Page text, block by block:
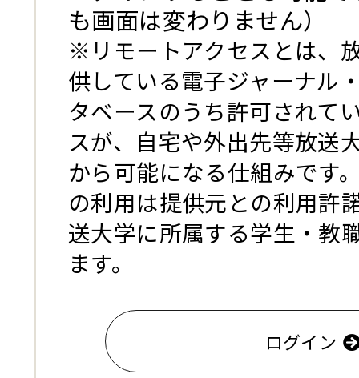
も画面は変わりません）
※リモートアクセスとは、
供している電子ジャーナル
タベースのうち許可されて
スが、自宅や外出先等放送
から可能になる仕組みです
の利用は提供元との利用許
送大学に所属する学生・教
ます。
ログイン